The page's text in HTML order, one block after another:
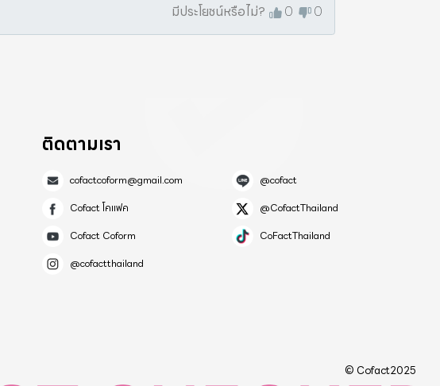
มีประโยชน์หรือไม่? 0 0
ติดตามเรา
cofactcoform@gmail.com
@cofact
Cofact โคแฟค
@CofactThailand
Cofact Coform
CoFactThailand
@cofactthailand
© Cofact2025